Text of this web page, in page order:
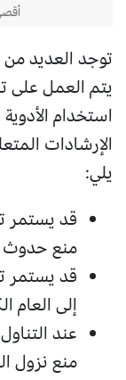
توجد العديد من
يتم العمل على
استخدام
الإرشادات
يلي:
قد يستمر
منع حدوث
قد يستمر
إلى العام
عند
منع نزول